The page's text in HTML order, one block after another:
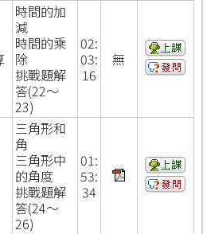
時間的加
減
時間的乘
除
挑戰題解
答(22～
23)
02:
03:
16
無
三角形和
角
三角形中
的角度
挑戰題解
答(24～
26)
01:
53:
34